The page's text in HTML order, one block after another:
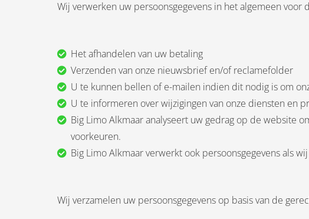
Wij verwerken uw persoonsgegevens in het algemeen voor
Het afhandelen van uw betaling
Verzenden van onze nieuwsbrief en/of reclamefolder
U te kunnen bellen of e-mailen indien dit nodig is om
U te informeren over wijzigingen van onze diensten en
Big Limo Alkmaar analyseert uw gedrag op de website
voorkeuren.
Big Limo Alkmaar verwerkt ook persoonsgegevens als
Wij verzamelen uw persoonsgegevens op basis van de